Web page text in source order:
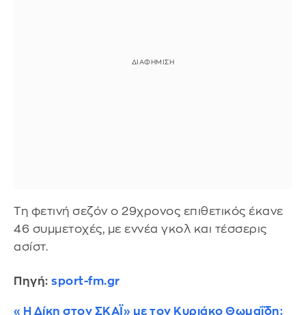
Τη φετινή σεζόν ο 29χρονος επιθετικός έκανε
46 συμμετοχές, με εννέα γκολ και τέσσερις
ασίστ.
Πηγή: sport-fm.gr
«Η Δίκη στον ΣΚΑΪ» με τον Κυριάκο Θωμαΐδη: